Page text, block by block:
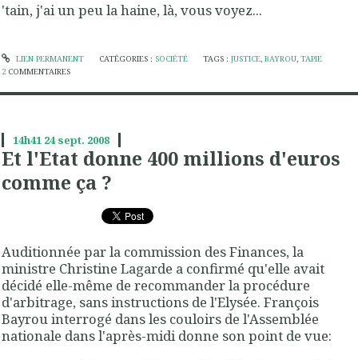
'tain, j'ai un peu la haine, là, vous voyez...
LIEN PERMANENT CATÉGORIES : SOCIÉTÉ TAGS :JUSTICE,BAYROU,TAPIE
2 COMMENTAIRES
14h41 24 sept. 2008
Et l'Etat donne 400 millions d'euros
comme ça ?
Auditionnée par la commission des Finances, la
ministre Christine Lagarde a confirmé qu'elle avait
décidé elle-même de recommander la procédure
d'arbitrage, sans instructions de l'Elysée. François
Bayrou interrogé dans les couloirs de l'Assemblée
nationale dans l'après-midi donne son point de vue: